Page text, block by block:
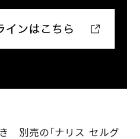
別売の「ナリス セルグ